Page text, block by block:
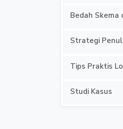
Bedah Skema
Strategi
Tips Praktis
Studi Kasus